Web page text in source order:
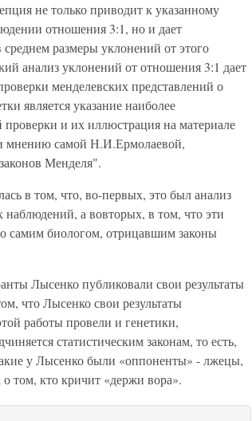
не только приводит к указанному
отношения 3:1, но и дает
размеры уклонений от этого
анализ уклонений от отношения 3:1 дает
менделевских представлений о
является указание наиболее
и их иллюстрация на материале
мнению самой Н.И.Ермолаевой,
Менделя".
в том, что, во-первых, это был анализ
наблюдений, а вовторых, в том, что эти
самим биологом, отрицавшим законы
Лысенко публиковали свои результаты
что Лысенко свои результаты
работы провели и генетики,
статистическим законам, то есть,
у Лысенко были «оппоненты» - лжецы,
том, кто кричит «держи вора».